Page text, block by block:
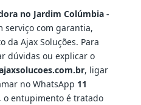
no Jardim Colúmbia -
serviço com garantia,
Ajax Soluções. Para
dúvidas ou explicar o
, ligar
no WhatsApp 11
o entupimento é tratado